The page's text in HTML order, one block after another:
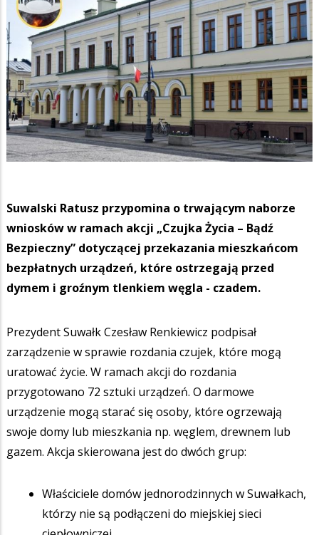
Suwalski Ratusz przypomina o trwającym naborze
wniosków w ramach akcji „Czujka Życia – Bądź
Bezpieczny” dotyczącej przekazania mieszkańcom
bezpłatnych urządzeń, które ostrzegają przed
dymem i groźnym tlenkiem węgla - czadem.
Prezydent Suwałk Czesław Renkiewicz podpisał
zarządzenie w sprawie rozdania czujek, które mogą
uratować życie. W ramach akcji do rozdania
przygotowano 72 sztuki urządzeń. O darmowe
urządzenie mogą starać się osoby, które ogrzewają
swoje domy lub mieszkania np. węglem, drewnem lub
gazem. Akcja skierowana jest do dwóch grup:
Właściciele domów jednorodzinnych w Suwałkach,
którzy nie są podłączeni do miejskiej sieci